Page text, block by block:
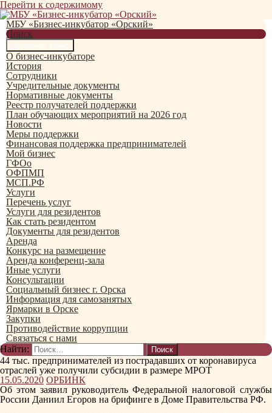
Перейти к содержимому
МБУ «Бизнес-инкубатор «Орский»
Поиск
О бизнес-инкубаторе
История
Сотрудники
Учредительные документы
Нормативные документы
Реестр получателей поддержки
План обучающих мероприятий на 2026 год
Новости
Меры поддержки
Финансовая поддержка предпринимателей
Мой бизнес
ГФОо
ОФПМП
МСП.РФ
Услуги
Перечень услуг
Услуги для резидентов
Как стать резидентом
Документы для резидентов
Аренда
Конкурс на размещение
Аренда конференц-зала
Иные услуги
Консультации
Социальный бизнес г. Орска
Информация для самозанятых
Ярмарки в Орске
Закупки
Противодействие коррупции
Связаться с нами
Найти:
44 тыс. предпринимателей из пострадавших от коронавируса
отраслей уже получили субсидии в размере МРОТ
15.05.2020 ОРБИНК
Об этом заявил руководитель Федеральной налоговой службы
России Даниил Егоров на брифинге в Доме Правительства РФ.